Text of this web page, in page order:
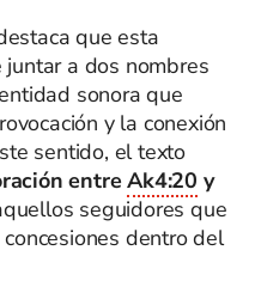
que esta
a dos nombres
sonora que
y la conexión
sentido, el texto
entreAk4:20 y
seguidores que
dentro del